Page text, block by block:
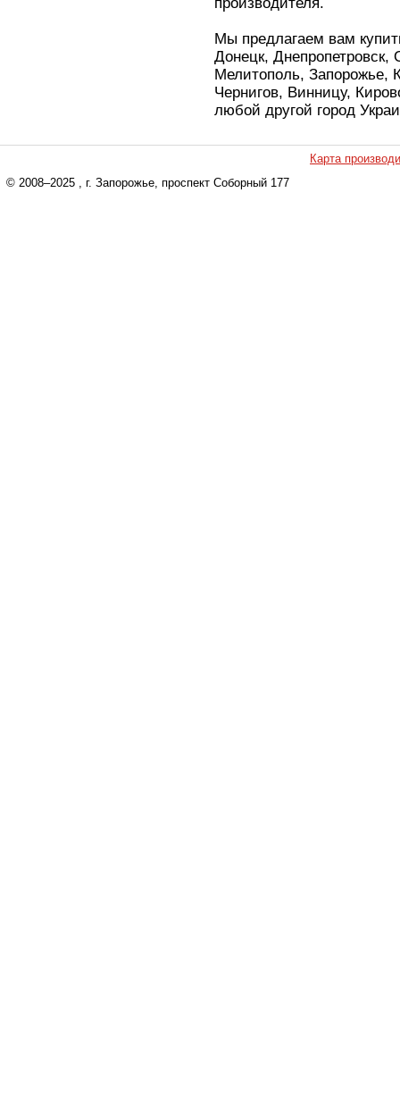
Мы предлагаем вам
Донецк, Днепропетровск,
Мелитополь, Запорожье,
Чернигов, Винницу,
любой другой город
Карта
© 2008–2025 , г. Запорожье, проспект Соборный 177